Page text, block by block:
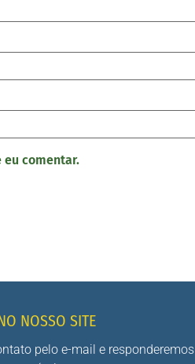
eu comentar.
NOSSO SITE
pelo e-mail e responderemos